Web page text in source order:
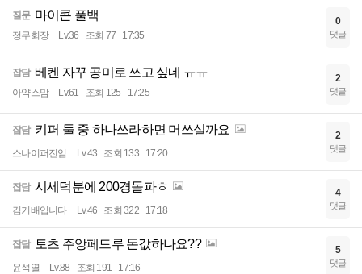
질문 마이콘 풀백
정무회장 Lv.36 조회 77 17:35
0
댓글
잡담 베켄 자꾸 공미로 쓰고 싶네 ㅠㅠ
아약스맘 Lv.61 조회 125 17:25
2
댓글
잡담 키퍼 둘 중 하나쓰라하면 머쓰실까요
스나이퍼진임 Lv.43 조회 133 17:20
2
댓글
잡담 시세덕분에 200경돌파ㅎ
김기배입니다 Lv.46 조회 322 17:18
4
댓글
잡담 토츠 주앙페드루 돈값하나요??
윤석열 Lv.88 조회 191 17:16
5
댓글